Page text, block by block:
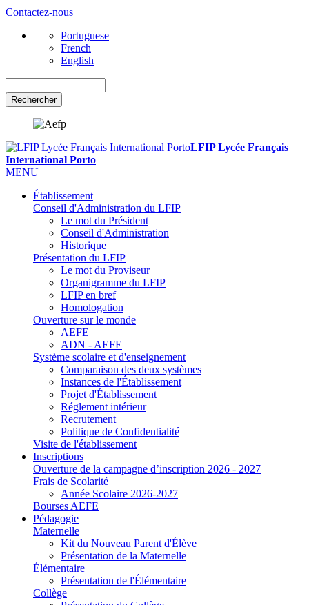
Contactez-nous
Portuguese
French
English
LFIP Lycée Français
International Porto
MENU
Établissement
Conseil d'Administration du LFIP
Le mot du Président
Conseil d'Administration
Historique
Présentation du LFIP
Le mot du Proviseur
Organigramme du LFIP
LFIP en bref
Homologation
Ouverture sur le monde
AEFE
ADN - AEFE
Système scolaire et d'enseignement
Comparaison des deux systèmes
Instances de l'Établissement
Projet d'Établissement
Réglement intérieur
Recrutement
Politique de Confidentialité
Visite de l'établissement
Inscriptions
Ouverture de la campagne d’inscription 2026 - 2027
Frais de Scolarité
Année Scolaire 2026-2027
Bourses AEFE
Pédagogie
Maternelle
Kit du Nouveau Parent d'Élève
Présentation de la Maternelle
Élémentaire
Présentation de l'Élémentaire
Collège